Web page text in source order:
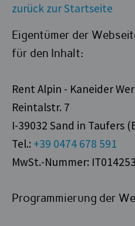
zurück zur Startseite
Eigentümer der
für den Inhalt:
Rent Alpin - Kaneider
Reintalstr. 7
I-39032 Sand in Taufers
Tel.: +39 0474 678 591
MwSt.-Nummer:
Programmierung der